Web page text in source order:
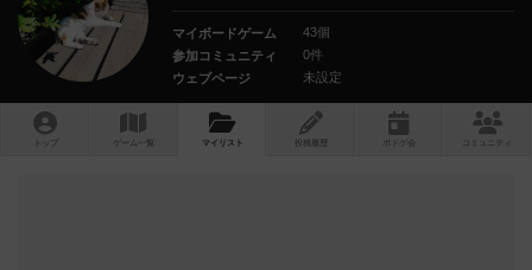
マイボードゲーム
43個
参加コミュニティ
0件
ウェブページ
未設定
トップ ゲーム一覧 マイリスト 投稿履歴 ボ ドゲ コミュニティ